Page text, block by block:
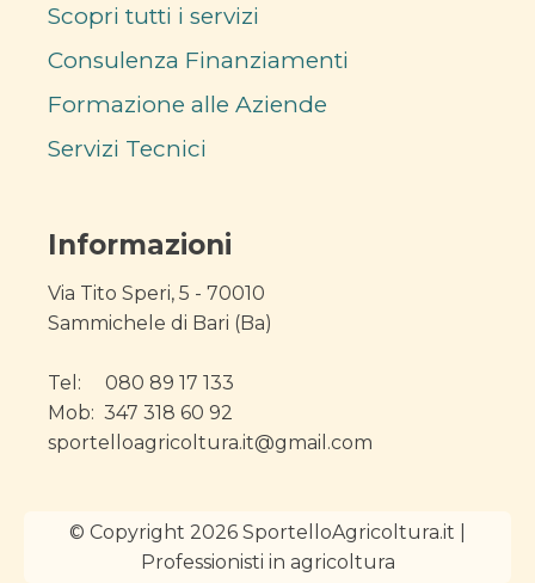
Scopri tutti i servizi
Consulenza Finanziamenti
Formazione alle Aziende
Servizi Tecnici
Informazioni
Via Tito Speri, 5 - 70010
Sammichele di Bari (Ba)
Tel: 080 89 17 133
Mob: 347 318 60 92
sportelloagricoltura.it@gmail.com
© Copyright 2026 SportelloAgricoltura.it |
Professionisti in agricoltura